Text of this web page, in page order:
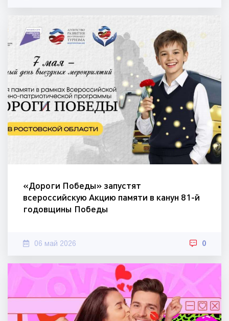
«Дороги Победы» запустят
всероссийскую Акцию памяти в канун 81-й
годовщины Победы
06 май 2026 0